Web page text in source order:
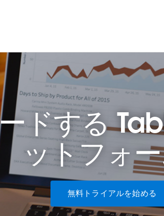
ドする
ットフォ
無料トライアルを始める